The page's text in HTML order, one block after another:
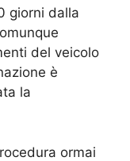
giorni dalla
del veicolo
è
la
ormai